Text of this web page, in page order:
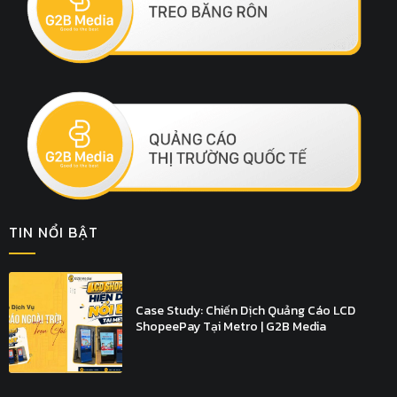
TIN NỔI BẬT
Case Study: Chiến Dịch Quảng Cáo LCD
ShopeePay Tại Metro | G2B Media